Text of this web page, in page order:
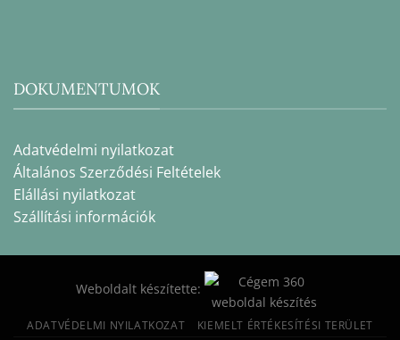
DOKUMENTUMOK
Adatvédelmi nyilatkozat
Általános Szerződési Feltételek
Elállási nyilatkozat
Szállítási információk
Weboldalt készítette:
ADATVÉDELMI NYILATKOZAT KIEMELT ÉRTÉKESÍTÉSI TERÜLET